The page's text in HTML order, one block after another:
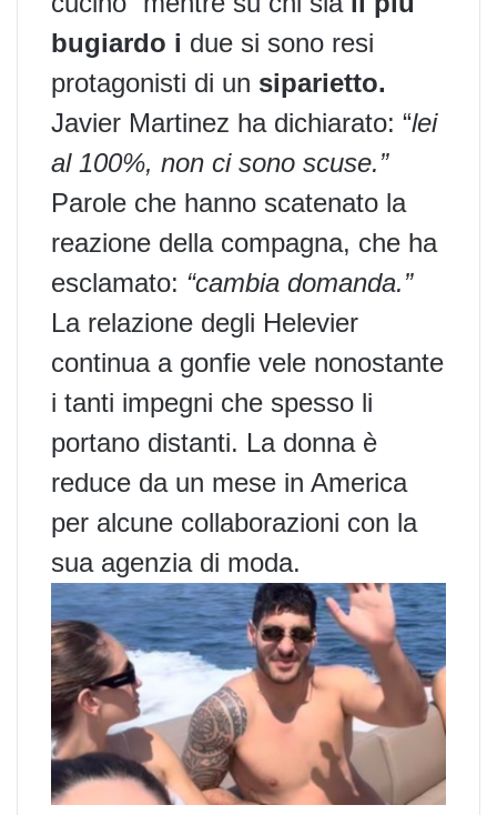
bugiardo i due si sono resi
protagonisti di un siparietto.
Javier Martinez ha dichiarato: “lei
al 100%, non ci sono scuse.”
Parole che hanno scatenato la
reazione della compagna, che ha
esclamato: “cambia domanda.”
La relazione degli Helevier
continua a gonfie vele nonostante
i tanti impegni che spesso li
portano distanti. La donna è
reduce da un mese in America
per alcune collaborazioni con la
sua agenzia di moda.